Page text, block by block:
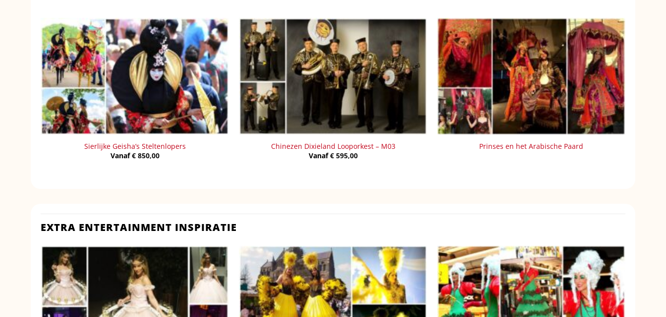
Sierlijke Geisha’s Steltenlopers
Vanaf€850,00
Chinezen Dixieland Looporkest – M03
Vanaf€595,00
Prinses en het Arabische Paard
EXTRA ENTERTAINMENT INSPIRATIE